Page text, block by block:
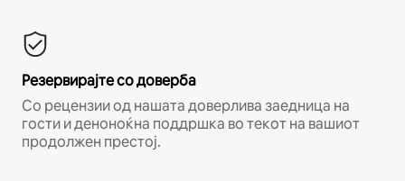
Резервирајте со доверба
Со рецензии од нашата доверлива заедница на
гости и деноноќна поддршка во текот на вашиот
продолжен престој.